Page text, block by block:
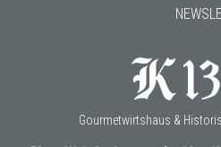
Gourmetwirtshaus &